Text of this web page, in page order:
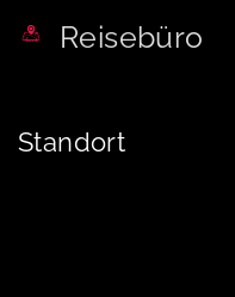
Reisebüro
Standort